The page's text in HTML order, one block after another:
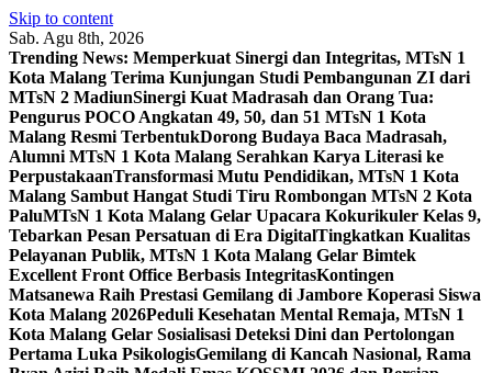
Skip to content
Sab. Agu 8th, 2026
Trending News: Memperkuat Sinergi dan Integritas, MTsN 1
Kota Malang Terima Kunjungan Studi Pembangunan ZI dari
MTsN 2 MadiunSinergi Kuat Madrasah dan Orang Tua:
Pengurus POCO Angkatan 49, 50, dan 51 MTsN 1 Kota
Malang Resmi TerbentukDorong Budaya Baca Madrasah,
Alumni MTsN 1 Kota Malang Serahkan Karya Literasi ke
PerpustakaanTransformasi Mutu Pendidikan, MTsN 1 Kota
Malang Sambut Hangat Studi Tiru Rombongan MTsN 2 Kota
PaluMTsN 1 Kota Malang Gelar Upacara Kokurikuler Kelas 9,
Tebarkan Pesan Persatuan di Era DigitalTingkatkan Kualitas
Pelayanan Publik, MTsN 1 Kota Malang Gelar Bimtek
Excellent Front Office Berbasis IntegritasKontingen
Matsanewa Raih Prestasi Gemilang di Jambore Koperasi Siswa
Kota Malang 2026Peduli Kesehatan Mental Remaja, MTsN 1
Kota Malang Gelar Sosialisasi Deteksi Dini dan Pertolongan
Pertama Luka PsikologisGemilang di Kancah Nasional, Rama